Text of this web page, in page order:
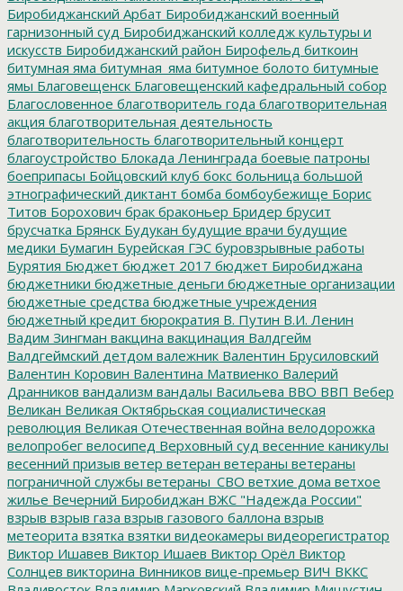
Биробиджанский Арбат Биробиджанский военный
гарнизонный суд Биробиджанский колледж культуры и
искусств Биробиджанский район Бирофельд биткоин
битумная яма битумная_яма битумное болото битумные
ямы Благовещенск Благовещенский кафедральный собор
Благословенное благотворитель года благотворительная
акция благотворительная деятельность
благотворительность благотворительный концерт
благоустройство Блокада Ленинграда боевые патроны
боеприпасы Бойцовский клуб бокс больница большой
этнографический диктант бомба бомбоубежище Борис
Титов Борохович брак браконьер Бридер брусит
брусчатка Брянск Будукан будущие врачи будущие
медики Бумагин Бурейская ГЭС буровзрывные работы
Бурятия Бюджет бюджет 2017 бюджет Биробиджана
бюджетники бюджетные деньги бюджетные организации
бюджетные средства бюджетные учреждения
бюджетный кредит бюрократия В. Путин В.И. Ленин
Вадим Зингман вакцина вакцинация Валдгейм
Валдгеймский детдом валежник Валентин Брусиловский
Валентин Коровин Валентина Матвиенко Валерий
Дранников вандализм вандалы Васильева ВВО ВВП Вебер
Великан Великая Октябрьская социалистическая
революция Великая Отечественная война велодорожка
велопробег велосипед Верховный суд весенние каникулы
весенний призыв ветер ветеран ветераны ветераны
пограничной службы ветераны_СВО ветхие дома ветхое
жилье Вечерний Биробиджан ВЖС "Надежда России"
взрыв взрыв газа взрыв газового баллона взрыв
метеорита взятка взятки видеокамеры видеорегистратор
Виктор Ишавев Виктор Ишаев Виктор Орёл Виктор
Солнцев викторина Винников вице-премьер ВИЧ ВККС